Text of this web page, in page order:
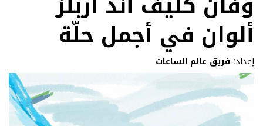
ألوان في أجمل حلّة
إعداد: فريق عالم الساعات